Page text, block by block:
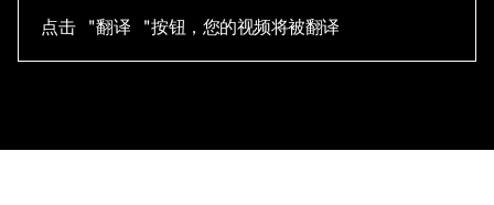
点击 "翻译 "按钮，您的视频将被翻译